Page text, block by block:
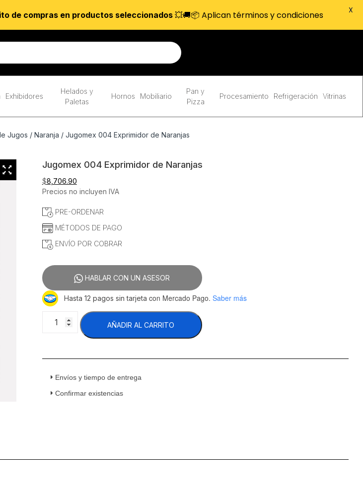
Exhibidores
Helados y
Paletas
Hornos Mobiliario
Pan y
Pizza
Procesamiento Refrigeración Vitrinas
Jugos / Naranja / Jugomex 004 Exprimidor de Naranjas
Jugomex 004 Exprimidor de Naranjas
$8,706.90
Precios no incluyen IVA
PRE-ORDENAR
MÉTODOS DE PAGO
ENVÍO POR COBRAR
HABLAR CON UN ASESOR
Hasta 12 pagos sin tarjeta con Mercado Pago. Saber más
Naranjas
AÑADIR AL CARRITO
Envíos y tiempo de entrega
Confirmar existencias
de compras en productos seleccionados💥🚚📦 Aplican términos y condiciones X